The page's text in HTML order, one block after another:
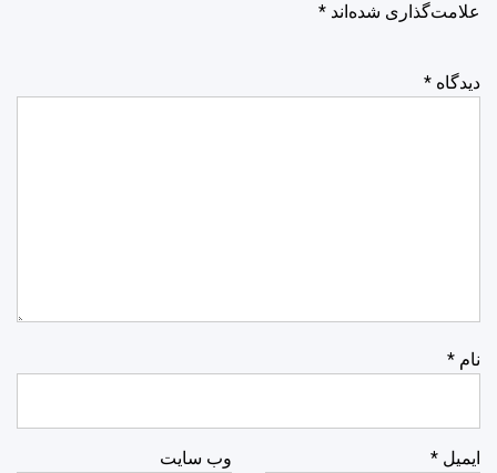
علامت‌گذاری شده‌اند *
دیدگاه *
نام *
ایمیل * وب‌ سایت